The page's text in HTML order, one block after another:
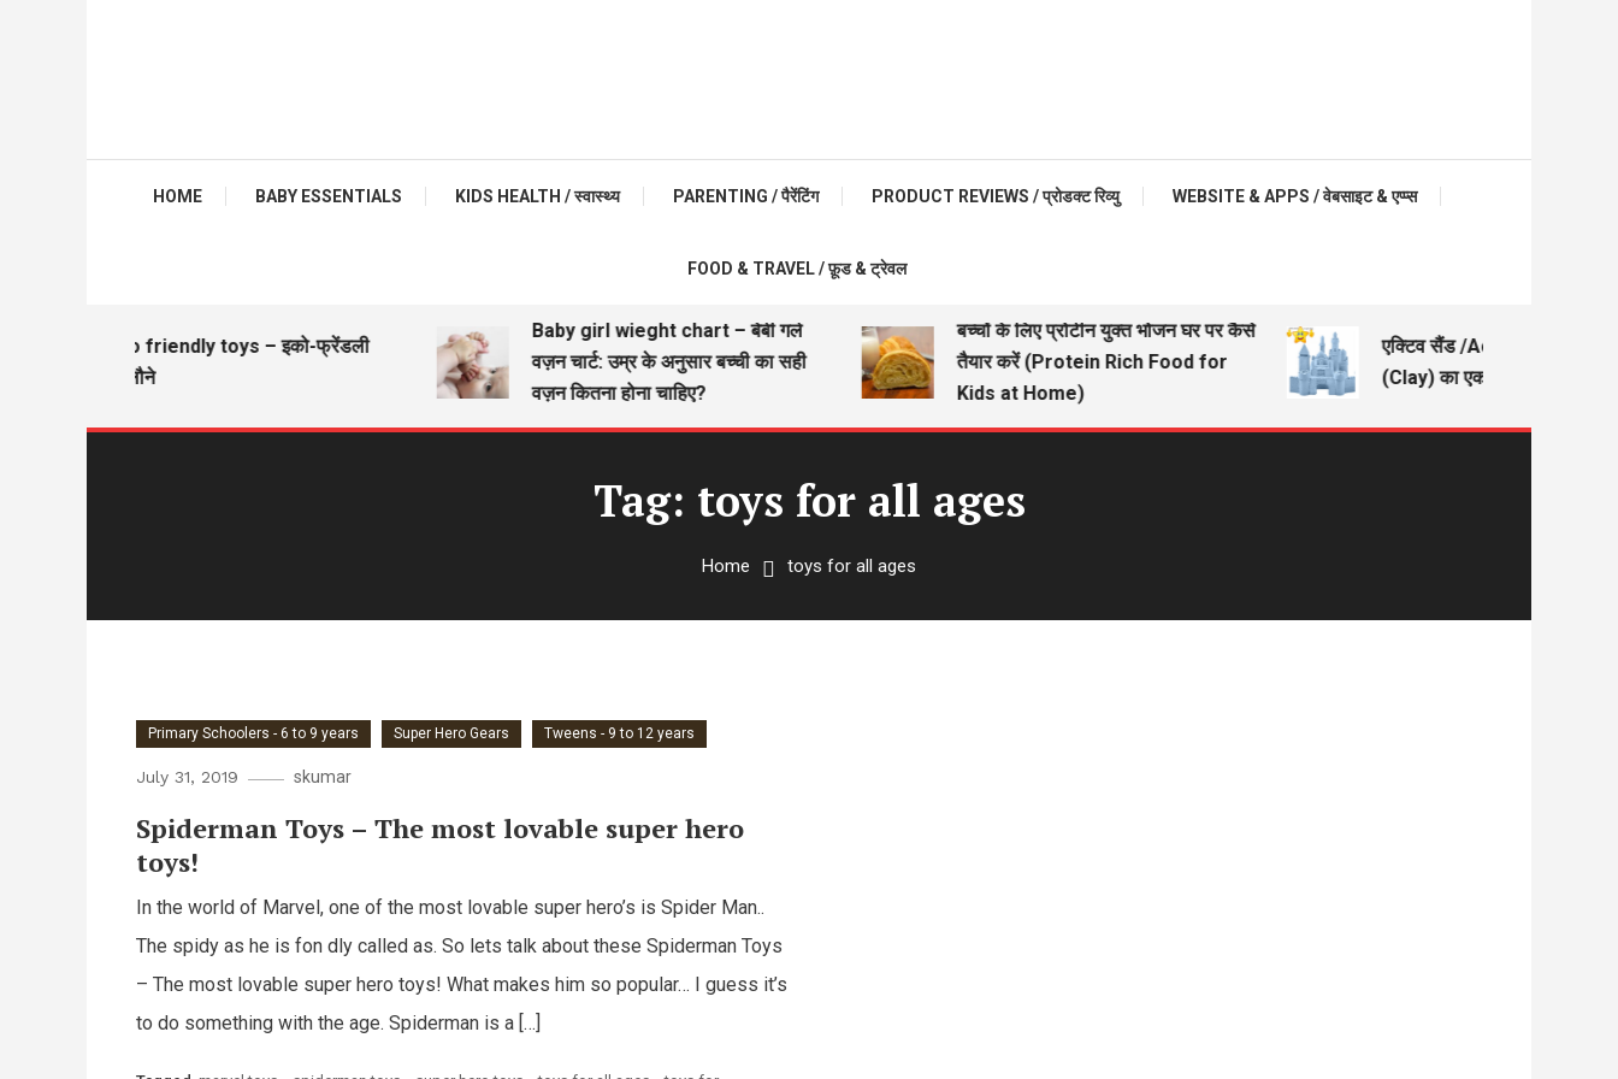
HOME BABY ESSENTIALS KIDS HEALTH / स्वास्थ्य PARENTING / पैरेंटिंग PRODUCT REVIEWS / प्रोडक्ट रिव्यु WEBSITE & APPS / वेबसाइट & एप्प्स
FOOD & TRAVEL / फ़ूड & ट्रेवल
Eco friendly toys – इको-फ्रेंडली
खिलौने
Baby girl wieght chart – बेबी गर्ल
वज़न चार्ट: उम्र के अनुसार बच्ची का सही
वज़न कितना होना चाहिए?
बच्चों के लिए प्रोटीन युक्त भोजन घर पर कैसे
तैयार करें (Protein Rich Food for
Kids at Home)
एक्टिव सैंड /Active Sand –
(Clay) का एक अच्छा विकल्प
Tag: toys for all ages
Home toys for all ages
Primary Schoolers - 6 to 9 years Super Hero Gears Tweens - 9 to 12 years
July 31, 2019 skumar
Spiderman Toys – The most lovable super hero
toys!
In the world of Marvel, one of the most lovable super hero’s is Spider Man..
The spidy as he is fon dly called as. So lets talk about these Spiderman Toys
– The most lovable super hero toys! What makes him so popular… I guess it’s
to do something with the age. Spiderman is a […]